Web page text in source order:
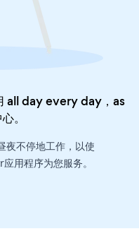
all day every day，as
。
夜不停地工作，以使
用程序为您服务。